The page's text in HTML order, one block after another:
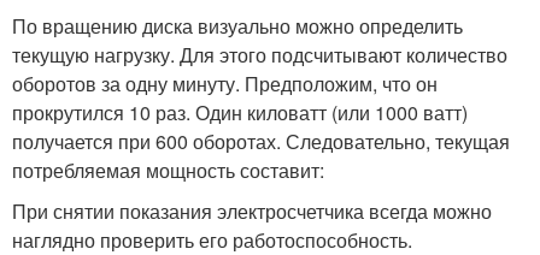
По вращению диска визуально можно определить
текущую нагрузку. Для этого подсчитывают количество
оборотов за одну минуту. Предположим, что он
прокрутился 10 раз. Один киловатт (или 1000 ватт)
получается при 600 оборотах. Следовательно, текущая
потребляемая мощность составит:
При снятии показания электросчетчика всегда можно
наглядно проверить его работоспособность.